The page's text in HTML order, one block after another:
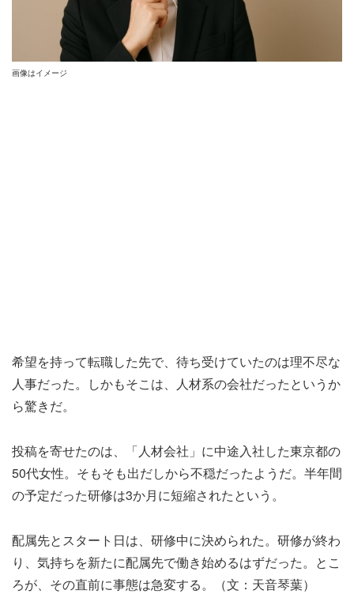
画像はイメージ
希望を持って転職した先で、待ち受けていたのは理不尽な
人事だった。しかもそこは、人材系の会社だったというか
ら驚きだ。
投稿を寄せたのは、「人材会社」に中途入社した東京都の
50代女性。そもそも出だしから不穏だったようだ。半年間
の予定だった研修は3か月に短縮されたという。
配属先とスタート日は、研修中に決められた。研修が終わ
り、気持ちを新たに配属先で働き始めるはずだった。とこ
ろが、その直前に事態は急変する。（文：天音琴葉）